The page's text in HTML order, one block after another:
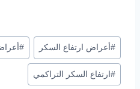
وسوم
المقال:
# أعراض ارتفاع السكر #
# ارتفاع السكر التراكمي